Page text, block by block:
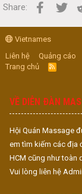
Share:
Vietnames
Liên hệ
Quảng cáo
Trang chủ
R
S
VỀ DIỄN ĐÀN
Hội Quán Massage
em tìm kiếm các địa
HCM cũng như toàn
Vui lòng liên hệ